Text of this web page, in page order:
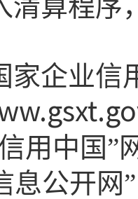
清算程序
家企业信
用中国”
息公开网”